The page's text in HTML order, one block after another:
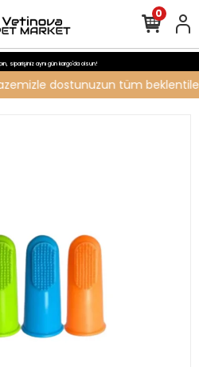
siparişiniz aynı gün kargo'da olsun!
dostunuzun tüm
0